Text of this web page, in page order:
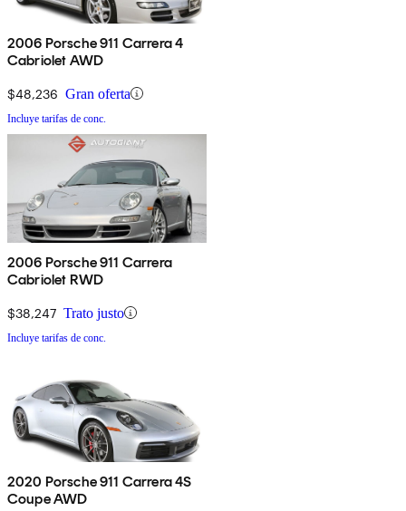
2006 Porsche 911 Carrera 4
Cabriolet AWD
$48,236 Gran oferta
Incluye tarifas de conc.
2006 Porsche 911 Carrera
Cabriolet RWD
$38,247 Trato justo
Incluye tarifas de conc.
2020 Porsche 911 Carrera 4S
Coupe AWD